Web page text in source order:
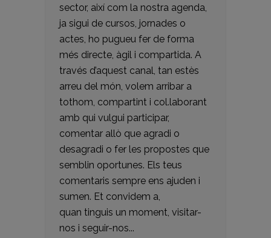
sector, així com la nostra agenda,
ja sigui de cursos, jornades o
actes, ho pugueu fer de forma
més directe, àgil i compartida. A
través d’aquest canal, tan estès
arreu del món, volem arribar a
tothom, compartint i col.laborant
amb qui vulgui participar,
comentar allò que agradi o
desagradi o fer les propostes que
semblin oportunes. Els teus
comentaris sempre ens ajuden i
sumen. Et convidem a,
quan tinguis un moment, visitar-
nos i seguir-nos...